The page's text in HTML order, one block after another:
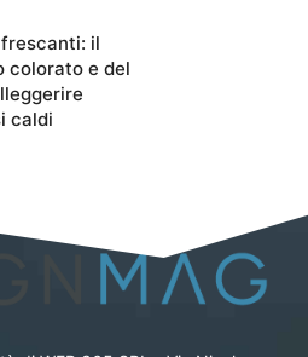
il
colorato e del
caldi